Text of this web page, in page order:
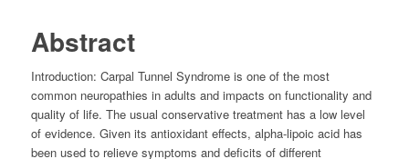
Abstract
Introduction: Carpal Tunnel Syndrome is one of the most
common neuropathies in adults and impacts on functionality and
quality of life. The usual conservative treatment has a low level
of evidence. Given its antioxidant effects, alpha-lipoic acid has
been used to relieve symptoms and deficits of different